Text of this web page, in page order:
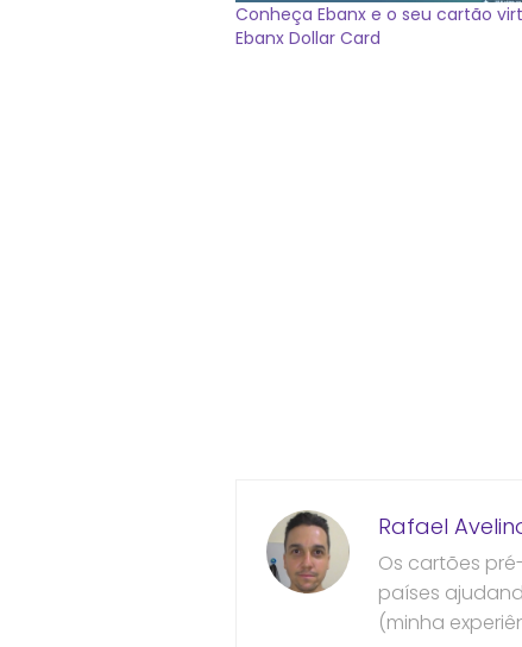
Conheça Ebanx e o seu cartão
Ebanx Dollar Card
Rafael
Os cartões
países
(minha